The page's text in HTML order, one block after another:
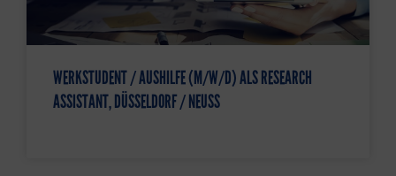
WERKSTUDENT / AUSHILFE (M/W/D) ALS RESEARCH
ASSISTANT, DÜSSELDORF / NEUSS